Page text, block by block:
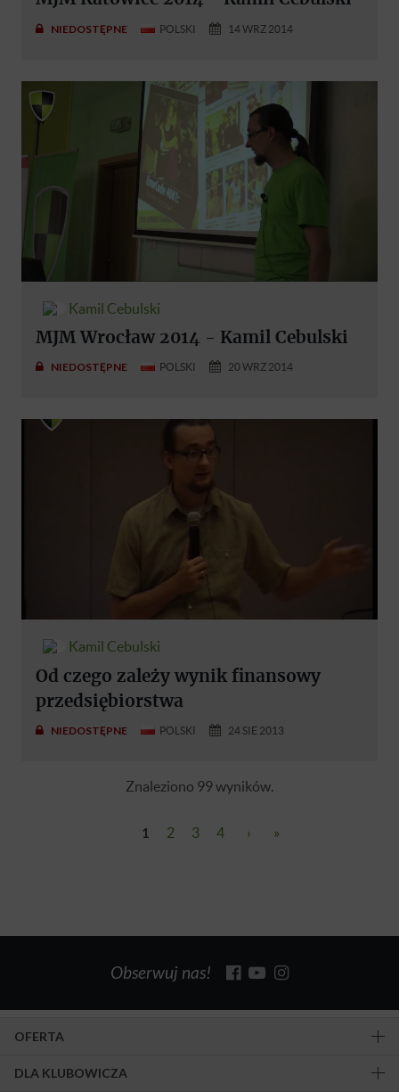
NIEDOSTĘPNE POLSKI 14 WRZ 2014
Kamil Cebulski
MJM Wrocław 2014 - Kamil Cebulski
NIEDOSTĘPNE POLSKI 20 WRZ 2014
Kamil Cebulski
Od czego zależy wynik finansowy
przedsiębiorstwa
NIEDOSTĘPNE POLSKI 24 SIE 2013
Znaleziono 99 wyników.
1 2 3 4 › »
Obserwuj nas!
OFERTA
DLA KLUBOWICZA